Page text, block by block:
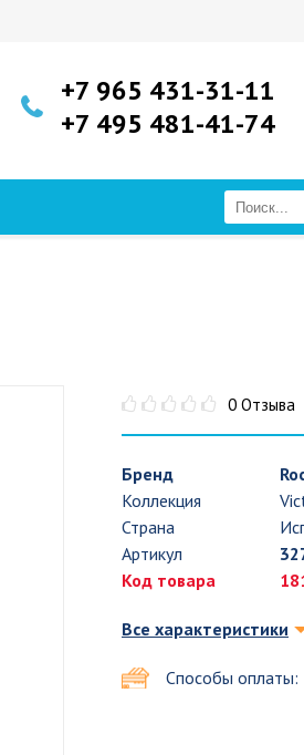
+7 965 431-31-11
+7 495 481-41-74
0 Отзыва
Бренд
Коллекция
Страна
Артикул
Код товара
Все характеристики
Способы оплаты: